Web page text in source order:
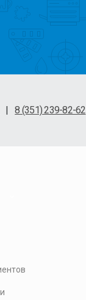
| 8 (351) 239-82-62